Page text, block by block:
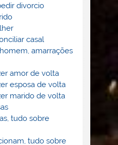
divorcio
casal
amarrações
amor de volta
esposa de volta
marido de volta
tudo sobre
tudo sobre